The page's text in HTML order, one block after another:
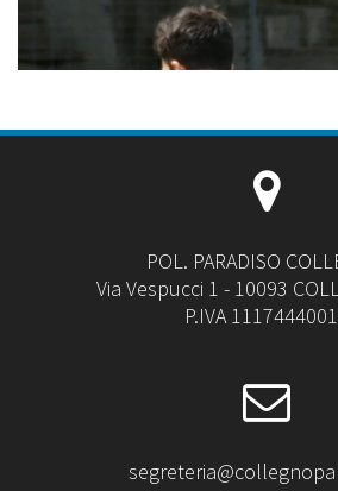
POL. PARADISO
Via Vespucci 1 - 10093
P.IVA